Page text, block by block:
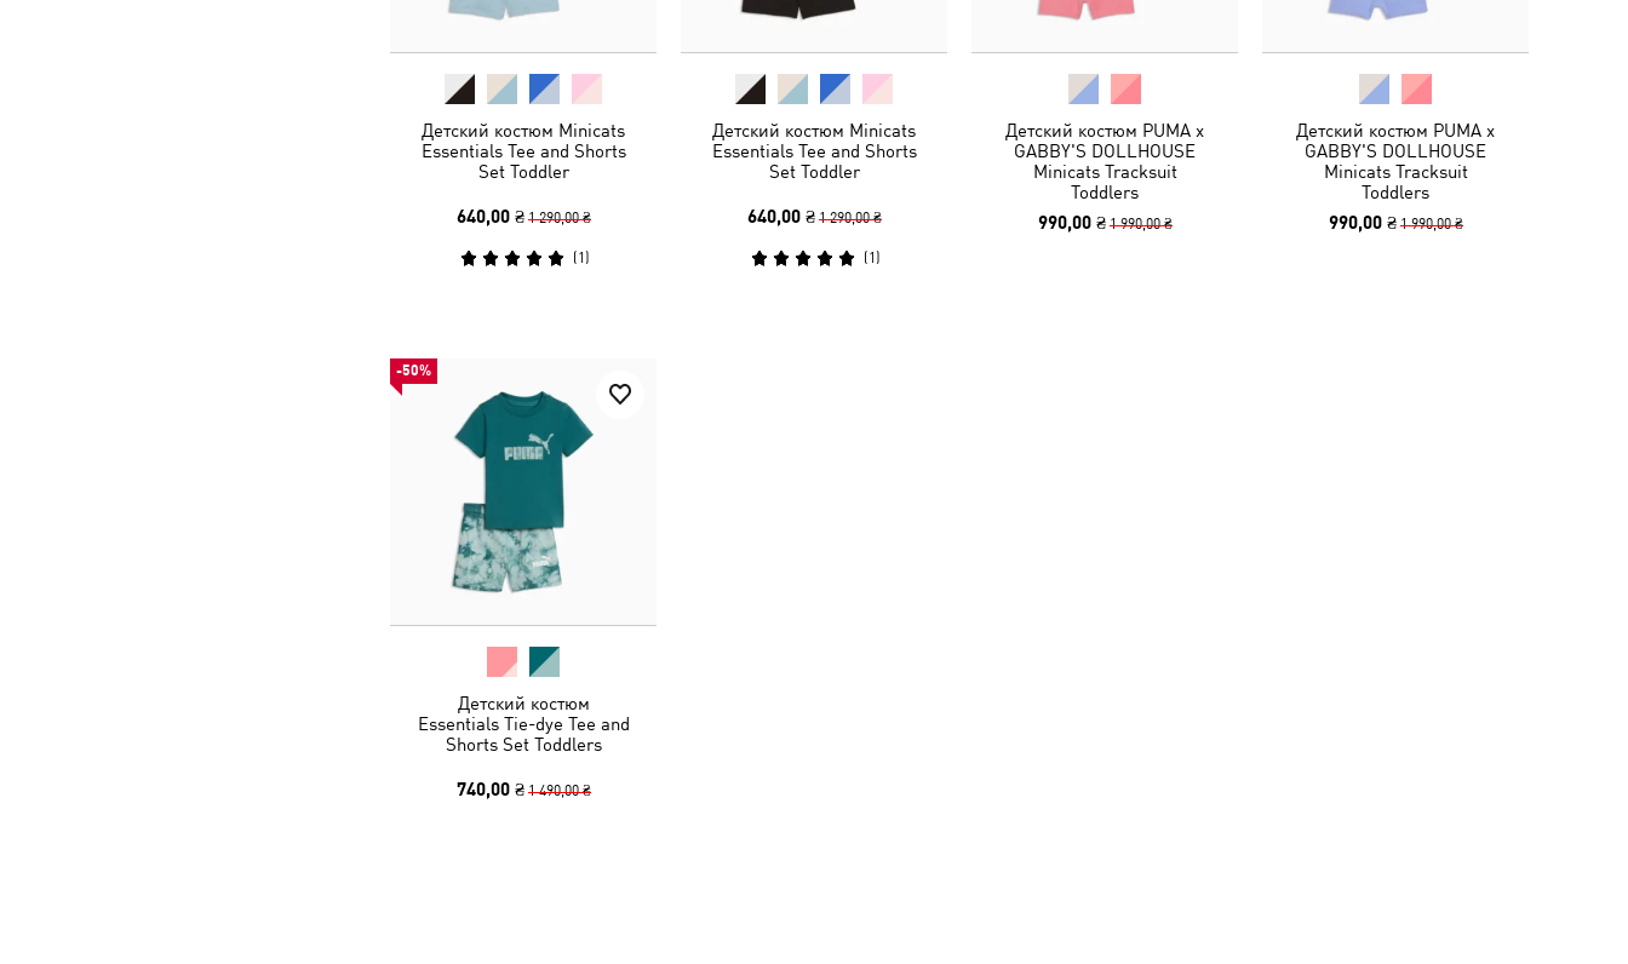
Детский костюм Minicats
Essentials Tee and Shorts
Set Toddler
640,00 ₴ 1 290,00 ₴
(1 )
Детский костюм Minicats
Essentials Tee and Shorts
Set Toddler
640,00 ₴ 1 290,00 ₴
(1 )
Детский костюм PUMA x
GABBY'S DOLLHOUSE
Minicats Tracksuit
Toddlers
990,00 ₴ 1 990,00 ₴
Детский костюм PUMA x
GABBY'S DOLLHOUSE
Minicats Tracksuit
Toddlers
990,00 ₴ 1 990,00 ₴
-50%
Детский костюм
Essentials Tie-dye Tee and
Shorts Set Toddlers
740,00 ₴ 1 490,00 ₴